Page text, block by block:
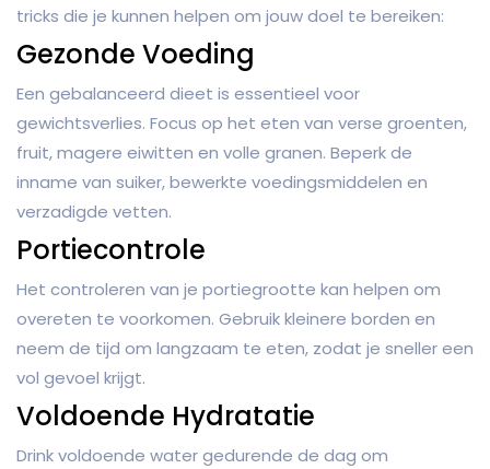
tricks die je kunnen helpen om jouw doel te bereiken:
Gezonde Voeding
Een gebalanceerd dieet is essentieel voor
gewichtsverlies. Focus op het eten van verse groenten,
fruit, magere eiwitten en volle granen. Beperk de
inname van suiker, bewerkte voedingsmiddelen en
verzadigde vetten.
Portiecontrole
Het controleren van je portiegrootte kan helpen om
overeten te voorkomen. Gebruik kleinere borden en
neem de tijd om langzaam te eten, zodat je sneller een
vol gevoel krijgt.
Voldoende Hydratatie
Drink voldoende water gedurende de dag om